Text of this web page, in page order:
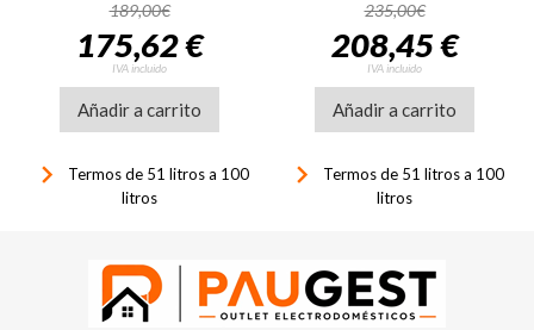
189,00€
175,62 €
IVA incluido
Añadir a carrito
keyboard_arrow_right
Termos de 51 litros a 100
litros
VGRM57WKX blanco
235,00€
208,45 €
IVA incluido
Añadir a carrito
keyboard_arrow_right
Termos de 51 litros a 100
litros